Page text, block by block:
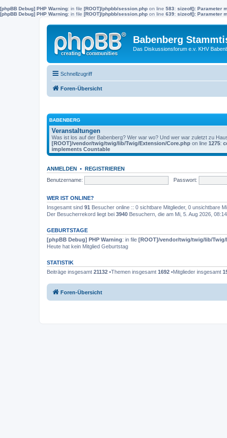
[phpBB Debug] PHP Warning: in file [ROOT]/phpbb/session.php on line 583: sizeof(): Parameter
[phpBB Debug] PHP Warning: in file [ROOT]/phpbb/session.php on line 639: sizeof(): Parameter
Babenberg
Das Diskussionsforum e.v. KHV
Schnellzugriff
Foren-Übersicht
BABENBERG
Veranstaltungen
Was ist los auf der Babenberg? Wer war wo? Und wer war zuletzt zu
[ROOT]/vendor/twig/twig/lib/Twig/Extension/Core.php on line 1275:
implements Countable
ANMELDEN • REGISTRIEREN
Benutzername:
Passwort:
WER IST ONLINE?
Insgesamt sind 91 Besucher online :: 0 sichtbare Mitglieder, 0 unsichtbare
Der Besucherrekord liegt bei 3940 Besuchern, die am Mi, 5. Aug 2026,
GEBURTSTAGE
[phpBB Debug] PHP Warning: in file [ROOT]/vendor/twig/twig/lib/
Heute hat kein Mitglied Geburtstag
STATISTIK
Beiträge insgesamt 21132 •Themen insgesamt 1692 •Mitglieder insgesamt
Foren-Übersicht